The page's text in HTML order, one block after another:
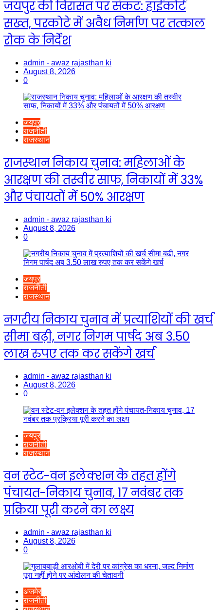
जयपुर की विरासत पर संकट: हाईकोर्ट
सख्त, परकोटे में अवैध निर्माण पर तत्काल
रोक के निर्देश
admin - awaz rajasthan ki
August 8, 2026
0
जयपुर
राजनीती
राजस्थान
राजस्थान निकाय चुनाव: महिलाओं के
आरक्षण की तस्वीर साफ, निकायों में 33%
और पंचायतों में 50% आरक्षण
admin - awaz rajasthan ki
August 8, 2026
0
जयपुर
राजनीती
राजस्थान
नगरीय निकाय चुनाव में प्रत्याशियों की खर्च
सीमा बढ़ी, नगर निगम पार्षद अब 3.50
लाख रुपए तक कर सकेंगे खर्च
admin - awaz rajasthan ki
August 8, 2026
0
जयपुर
राजनीती
राजस्थान
वन स्टेट-वन इलेक्शन के तहत होंगे
पंचायत-निकाय चुनाव, 17 नवंबर तक
प्रक्रिया पूरी करने का लक्ष्य
admin - awaz rajasthan ki
August 8, 2026
0
अजमेर
राजनीती